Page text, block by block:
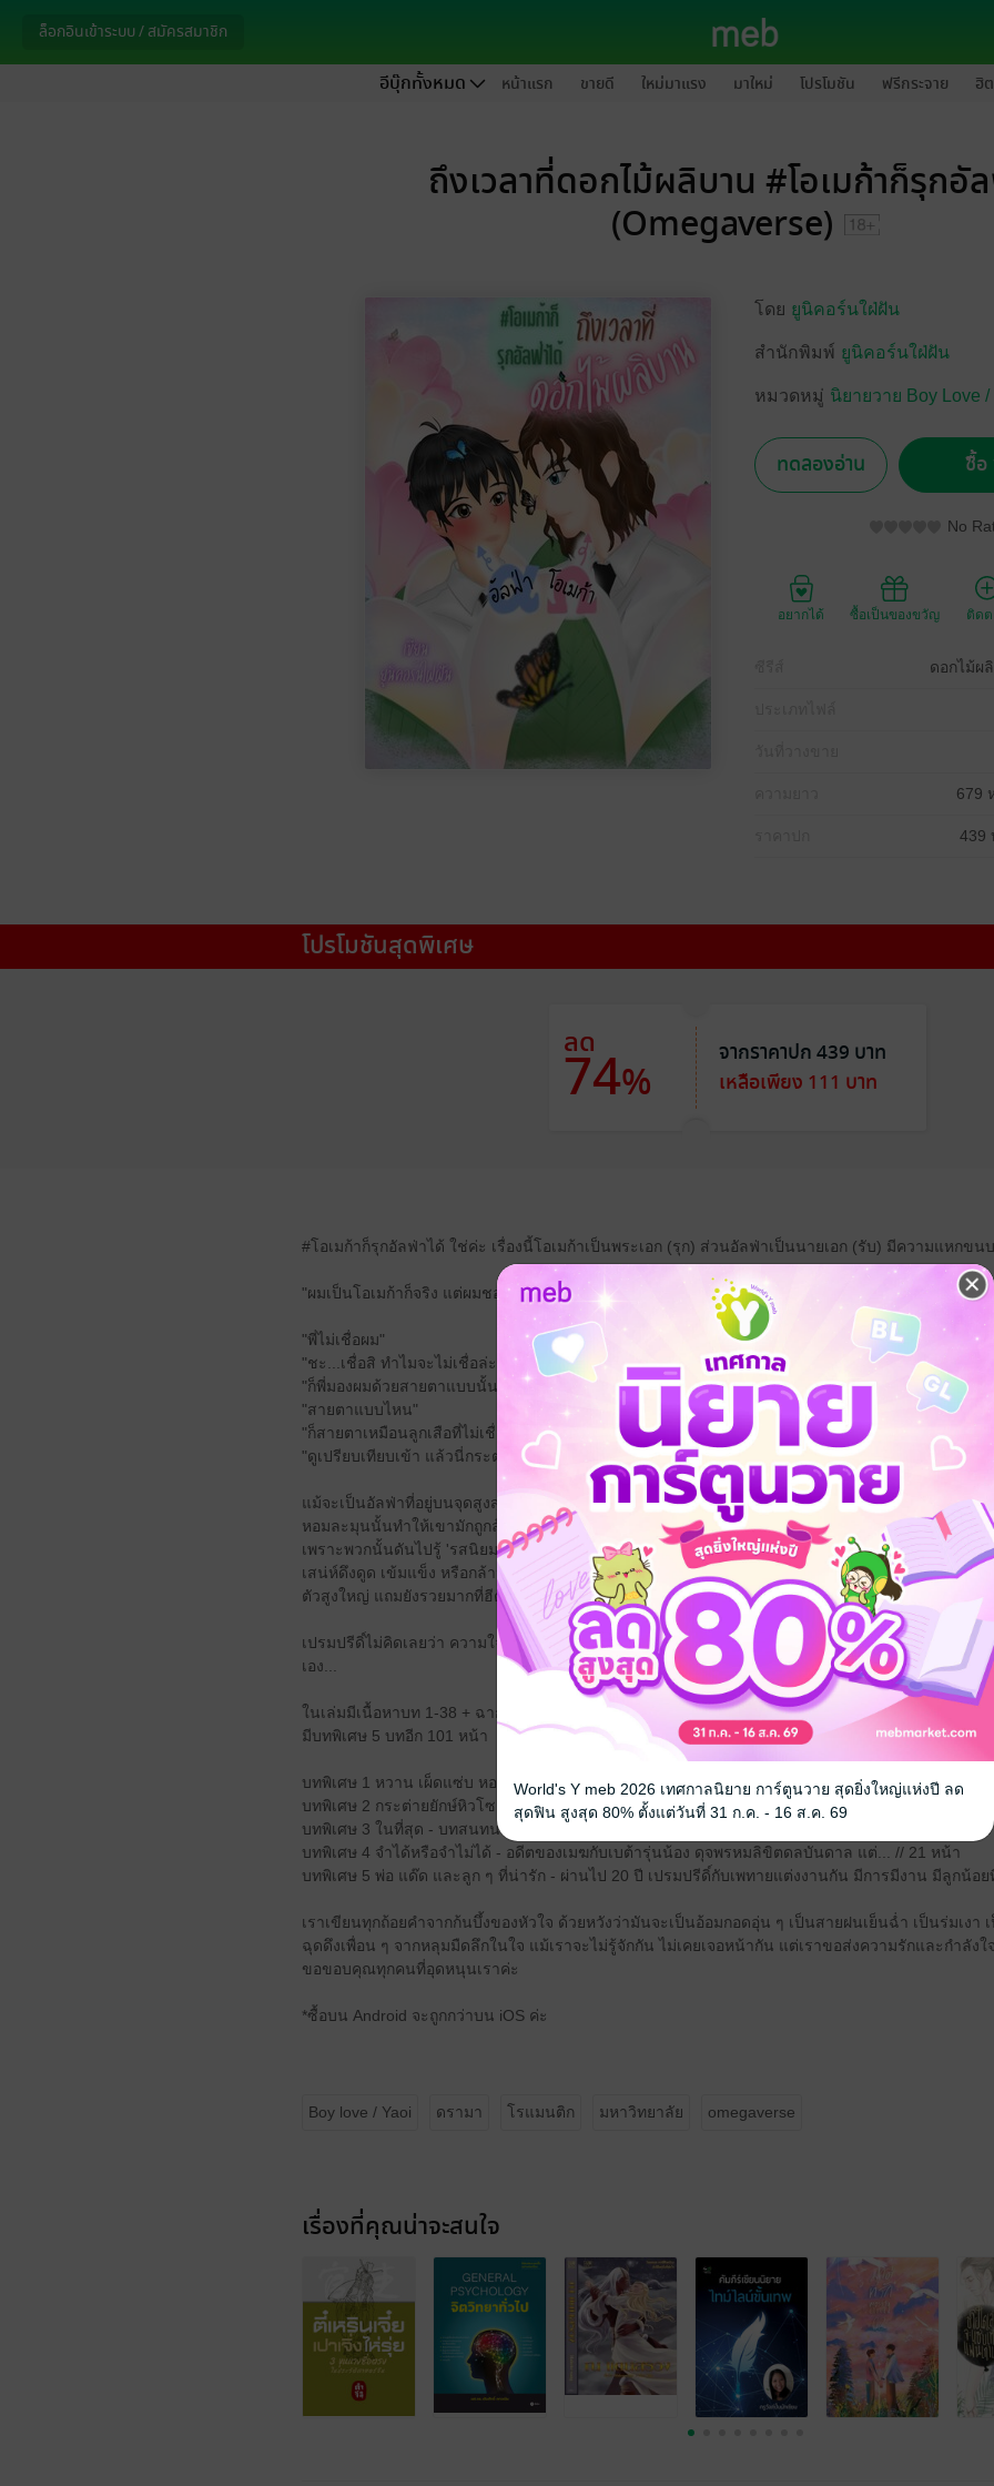
ล็อกอินเข้าระบบ / สมัครสมาชิก
อีบุ๊กทั้งหมด หน้าแรก ขายดี ใหม่มาแรง มาใหม่ โปรโมชัน ฟรีกระจาย ฮิ
ถึงเวลาที่ดอกไม้ผลิบาน #โอเมก้าก็รุกอั
(Omegaverse)
โดย ยูนิคอร์นใฝ่ฝัน
สำนักพิมพ์ ยูนิคอร์นใฝ่ฝัน
หมวดหมู่ นิยายวาย Boy Love /
ทดลองอ่าน ซื้อ
No
อยากได้ ซื้อเป็นของขวัญ ติด
ดอกไม้ผ
679
439
โปรโมชันสุดพิเศษ
ลด
74%
จากราคาปก 439 บาท
เหลือเพียง 111 บาท
#โอเมก้าก็รุกอัลฟ่าได้ ใช่ค่ะ เรื่องนี้โอเมก้าเป็นพระเอก (รุก) ส่วนอัลฟ่าเป็นนายเอก (รับ) มีความแหกขน
"ผมเป็นโอเมก้าก็จริง แต่ผมชอบรุกนะ คิดว่าทำได้ดีด้วย"
"พี่ไม่เชื่อผม"
"ชะ...เชื่อสิ ทำไมจะไม่เชื่อล่ะ"
"ก็พี่มองผมด้วยสายตาแบบนั้น"
"สายตาแบบไหน"
"ก็สายตาเหมือนลูกเสือที่ไม่เชื่อว่ากระต่ายตัวเล็ก ๆ จะขย้ำลูกเสือได้"
"ดูเปรียบเทียบเข้า แล้วนี่กระต่ายตัวเล็กที่ไหน ตัวใหญ่เบ้อเริ่ม"
แม้จะเป็นอัลฟ่าที่อยู่บนจุดสูงสุดของสังคม แต่ 'เปรมปรีดิ์' กลับรู้สึกเหมือนเป็นตัวตลก การมีหน้าตาสวยห
หอมละมุนนั้นทำให้เขามักถูกล้อเลียน ถูกแซว ถูกหัวเราะเยาะว่าเหมือนโอเมก้า มิหนำซ้ำ เขายังต้องตก
เพราะพวกนั้นดันไปรู้ 'รสนิยมลับ ๆ' ของเขาเข้า ตลอดทั้งชีวิต เปรมปรีดิ์เกลียดภาพสะท้อนของตัวเองบน
เสน่ห์ดึงดูด เข้มแข็ง หรือกล้าหาญแบบอัลฟ่าส่วนใหญ่เลย ทว่าชีวิตก็มาถึงจุดเปลี่ยนเมื่อเขาได้ช่วยเหลือ
ตัวสูงใหญ่ แถมยังรวยมากที่ฮีตขึ้นมาบนทางเดิน...ด้วยการแอบพาอีกฝ่ายขึ้นห้อง!?
เปรมปรีดิ์ไม่คิดเลยว่า ความใจดีของตนจะทำให้เขากลายเป็นอัลฟ่าสุดที่รักของเพทาย กล้าที่จะรักใครสั
เอง...
ในเล่มมีเนื้อหาบท 1-38 + ฉาก NC ในบทที่ 19 รวมกัน 570 หน้า (นับจากไฟล์ pdf)
มีบทพิเศษ 5 บทอีก 101 หน้า
บทพิเศษ 1 หวาน เผ็ดแซ่บ หอมนุ่ม อร่อย (NC) - ไปเที่ยวค้างคืนกันสองคน จู่ ๆ เพทายก็ฮีตขึ้นมา ใครรุก
บทพิเศษ 2 กระต่ายยักษ์หิวโซกับเสือน้อยอ้วนกลม (NC) - จู่ ๆ อัลฟ่าแสนน่ารักของเพทายก็เปลี๊ยนไป๋ โธ่
บทพิเศษ 3 ในที่สุด - บทสนทนาชวนซึ้งของเพชรฟ้ากับพ่อ และความรู้สึกเกินเพื่อนระหว่างอัลฟ่าสองคน
บทพิเศษ 4 จำได้หรือจำไม่ได้ - อดีตของเมฆกับเบต้ารุ่นน้อง ดุจพรหมลิขิตดลบันดาล แต่... // 21 หน้า
บทพิเศษ 5 พ่อ แด๊ด และลูก ๆ ที่น่ารัก - ผ่านไป 20 ปี เปรมปรีดิ์กับเพทายแต่งงานกัน มีการมีงาน มีลูกน้อ
เราเขียนทุกถ้อยคำจากก้นบึ้งของหัวใจ ด้วยหวังว่ามันจะเป็นอ้อมกอดอุ่น ๆ เป็นสายฝนเย็นฉ่ำ เป็นร่มเงา
ฉุดดึงเพื่อน ๆ จากหลุมมืดลึกในใจ แม้เราจะไม่รู้จักกัน ไม่เคยเจอหน้ากัน แต่เราขอส่งความรักและกำลัง
ขอขอบคุณทุกคนที่อุดหนุนเราค่ะ
*ซื้อบน Android จะถูกกว่าบน iOS ค่ะ
Boy love / Yaoi ดรามา โรแมนติก มหาวิทยาลัย omegaverse
เรื่องที่คุณน่าจะสนใจ
World's Y meb 2026 เทศกาลนิยาย การ์ตูนวาย สุดยิ่งใหญ่แห่งปี ลด
สุดฟิน สูงสุด 80% ตั้งแต่วันที่ 31 ก.ค. - 16 ส.ค. 69